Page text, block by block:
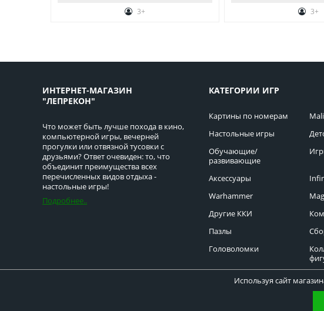
3+ 3+
ИНТЕРНЕТ-МАГАЗИН
"ЛЕПРЕКОН"
Что может быть лучше похода в кино,
компьютерной игры, вечерней
прогулки или отвязной тусовки с
друзьями? Ответ очевиден: то, что
объединит преимущества всех
перечисленных видов отдыха -
настольные игры!
Подробнее..
КАТЕГОРИИ ИГР
Картины по номерам
Настольные игры
Обучающие/
развивающие
Аксессуары
Warhammer
Другие ККИ
Пазлы
Головоломки
Используя сайт